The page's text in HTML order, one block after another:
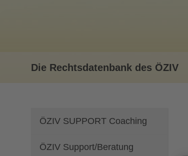
Die Rechtsdatenbank des ÖZIV
ÖZIV SUPPORT Coaching
ÖZIV Support/Beratung